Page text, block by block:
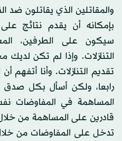
والمقاتلين الذي يقاتلون ضد
بإمكانه أن يقدم نتائج
سيكون على الطرفين،
التنازلات. وإذا لم تكن
تقديم التنازلات. وأنا أتفهم
رابعا، ولكن أسأل بكل صدق
المساهمة في المفاوضات
قادرين على المساهمة من
تدخل على المفاوضات من